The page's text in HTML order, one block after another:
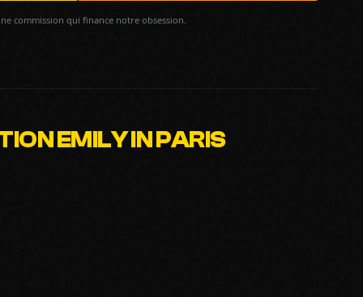
commission qui finance notre obsession.
EMILY IN PARIS